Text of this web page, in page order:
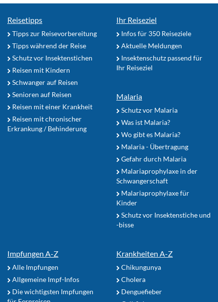
Reisetipps
Tipps zur Reisevorbereitung
Tipps während der Reise
Schutz vor Insektenstichen
Reisen mit Kindern
Schwanger auf Reisen
Senioren auf Reisen
Reisen mit einer Krankheit
Reisen mit chronischer
Erkrankung / Behinderung
Ihr Reiseziel
Infos für 350 Reiseziele
Aktuelle Meldungen
Insektenschutz passend für
Ihr Reiseziel
Malaria
Schutz vor Malaria
Was ist Malaria?
Wo gibt es Malaria?
Malaria - Übertragung
Gefahr durch Malaria
Malariaprophylaxe in der
Schwangerschaft
Malariaprophylaxe für
Kinder
Schutz vor Insektenstiche und
-bisse
Impfungen A-Z
Alle Impfungen
Allgemeine Impf-Infos
Die wichtigsten Impfungen
Krankheiten A-Z
Chikungunya
Cholera
Denguefieber